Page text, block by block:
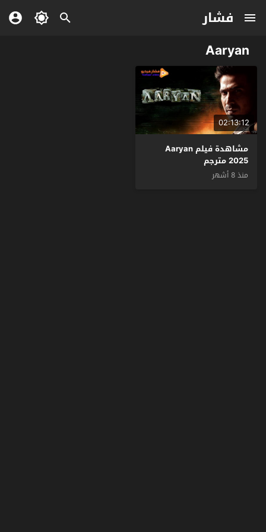
فشار
Aaryan
02:13:12
مشاهدة فيلم Aaryan
2025 مترجم
منذ 8 أشهر